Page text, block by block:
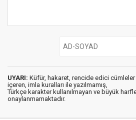
UYARI: Küfür, hakaret, rencide edici cümleler
içeren, imla kuralları ile yazılmamış,
Türkçe karakter kullanılmayan ve büyük
onaylanmamaktadır.